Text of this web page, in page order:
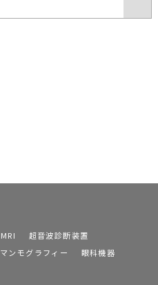
MRI
超音波診断装置
マンモグラフィー
眼科機器